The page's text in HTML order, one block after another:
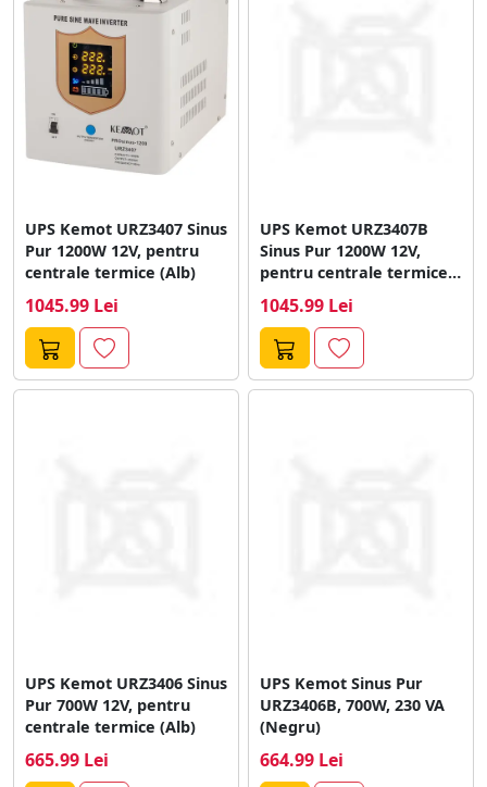
dedicat, oferind utilizatorilor control si transparenta
asupra performantei si starii dispozitivului.
UPS Kemot URZ3407 Sinus
Pur 1200W 12V, pentru
centrale termice (Alb)
1045.99 Lei
UPS Kemot URZ3407B
Sinus Pur 1200W 12V,
pentru centrale termice
1045.99 Lei
UPS Kemot URZ3406 Sinus
Pur 700W 12V, pentru
centrale termice (Alb)
665.99 Lei
UPS Kemot Sinus Pur
URZ3406B, 700W, 230 VA
(Negru)
664.99 Lei